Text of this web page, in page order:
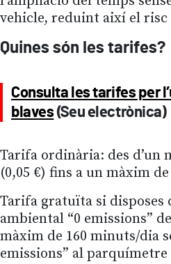
vehicle, reduint així el risc
Quines són les tarifes?
Consulta les tarifes per
blaves(Seu electrònica)
Tarifa ordinària: des d’un
(0,05 €) fins a un màxim
Tarifa gratuïta si
ambiental “0 emissions”
màxim de 160 minuts/dia
emissions” al